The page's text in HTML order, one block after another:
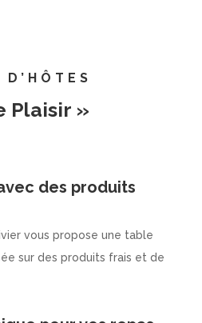
Plaisir »
des produits
vous propose une table
sur des produits frais et de